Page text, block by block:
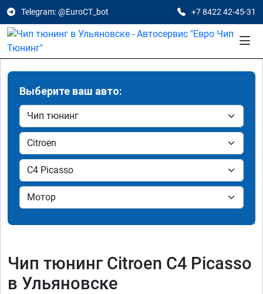
Telegram: @EuroCT_bot +7 8422 42-45-31
Выберите ваш авто:
Чип тюнинг Citroen C4 Picasso
в Ульяновске